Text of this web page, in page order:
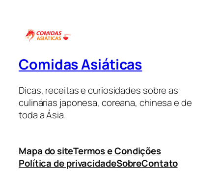
Comidas Asiáticas
Dicas, receitas e curiosidades sobre as
culinárias japonesa, coreana, chinesa e de
toda a Ásia.
Mapa do siteTermos e Condições
Política de privacidadeSobreContato